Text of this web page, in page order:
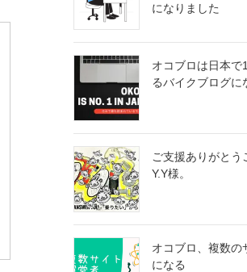
になりました
オコブロは日本で
るバイクブログに
ご支援ありがとう
Y.Y様。
オコブロ、複数の
になる